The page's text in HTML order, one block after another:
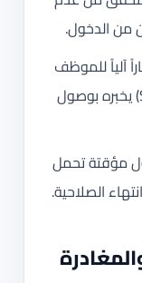
من الدخول.
آلياً للموظف
المُضيف (عبر تطبيق، إيميل، أو SMS) يخبره بوصول
مؤقتة تحمل
الصلاحية.